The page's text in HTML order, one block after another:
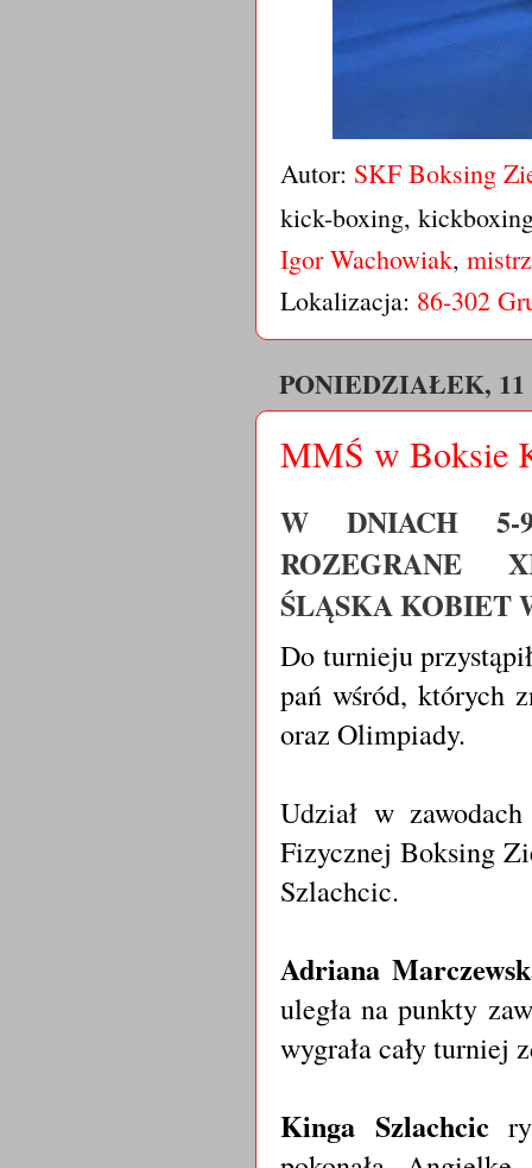
Autor: SKF Boksing
kick-boxing,
Igor Wachowiak,
Lokalizacja: 86-302
PONIEDZIAŁEK, 11
MMŚ w Boksie
W DNIACH 5-
ROZEGRANE
ŚLĄSKA KOBIET
Do turnieju
pań wśród, których
oraz Olimpiady.
Udział w
Fizycznej Boksing
Szlachcic.
Adriana
uległa na punkty
wygrała cały
Kinga Szlachcic